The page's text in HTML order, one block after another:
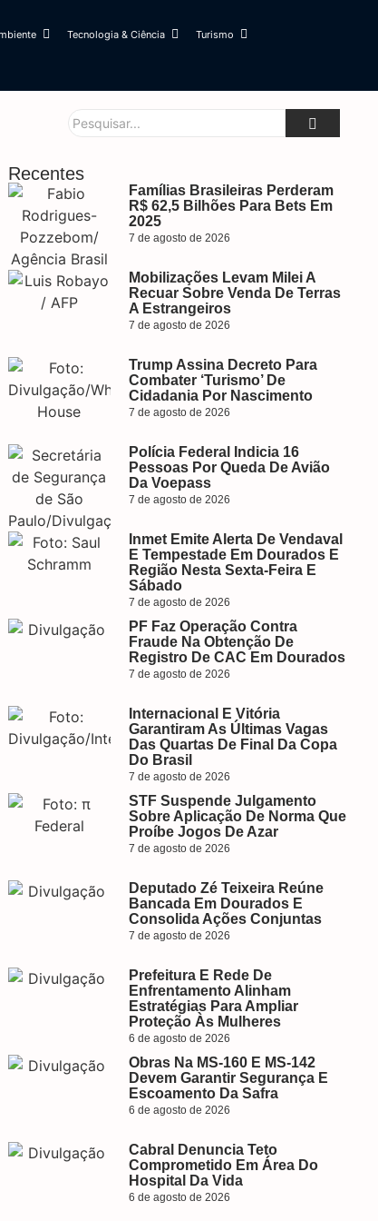
Tecnologia & Ciência Turismo
Recentes
Famílias Brasileiras Perderam
R$ 62,5 Bilhões Para Bets Em
2025
7 de agosto de 2026
Mobilizações Levam Milei A
Recuar Sobre Venda De Terras
A Estrangeiros
7 de agosto de 2026
Trump Assina Decreto Para
Combater ‘turismo’ De
Cidadania Por Nascimento
7 de agosto de 2026
Polícia Federal Indicia 16
Pessoas Por Queda De Avião
Da Voepass
7 de agosto de 2026
Inmet Emite Alerta De Vendaval
E Tempestade Em Dourados E
Região Nesta Sexta-Feira E
Sábado
7 de agosto de 2026
PF Faz Operação Contra
Fraude Na Obtenção De
Registro De CAC Em Dourados
7 de agosto de 2026
Internacional E Vitória
Garantiram As Últimas Vagas
Das Quartas De Final Da Copa
Do Brasil
7 de agosto de 2026
STF Suspende Julgamento
Sobre Aplicação De Norma Que
Proíbe Jogos De Azar
7 de agosto de 2026
Deputado Zé Teixeira Reúne
Bancada Em Dourados E
Consolida Ações Conjuntas
7 de agosto de 2026
Prefeitura E Rede De
Enfrentamento Alinham
Estratégias Para Ampliar
Proteção Às Mulheres
6 de agosto de 2026
Obras Na MS-160 E MS-142
Devem Garantir Segurança E
Escoamento Da Safra
6 de agosto de 2026
Cabral Denuncia Teto
Comprometido Em Área Do
Hospital Da Vida
6 de agosto de 2026